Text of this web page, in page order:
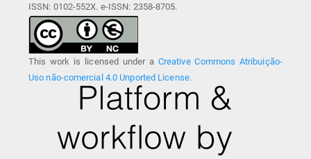
ISSN: 0102-552X. e-ISSN: 2358-8705.
This work is licensed under a Creative Commons Atribuição-
Uso não-comercial 4.0 Unported License.